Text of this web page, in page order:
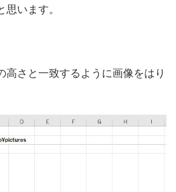
います。
高さと一致するように画像をはり